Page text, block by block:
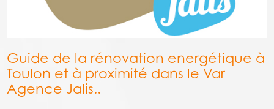
Guide de la rénovation energétique à
Toulon et à proximité dans le Var
Agence Jalis..